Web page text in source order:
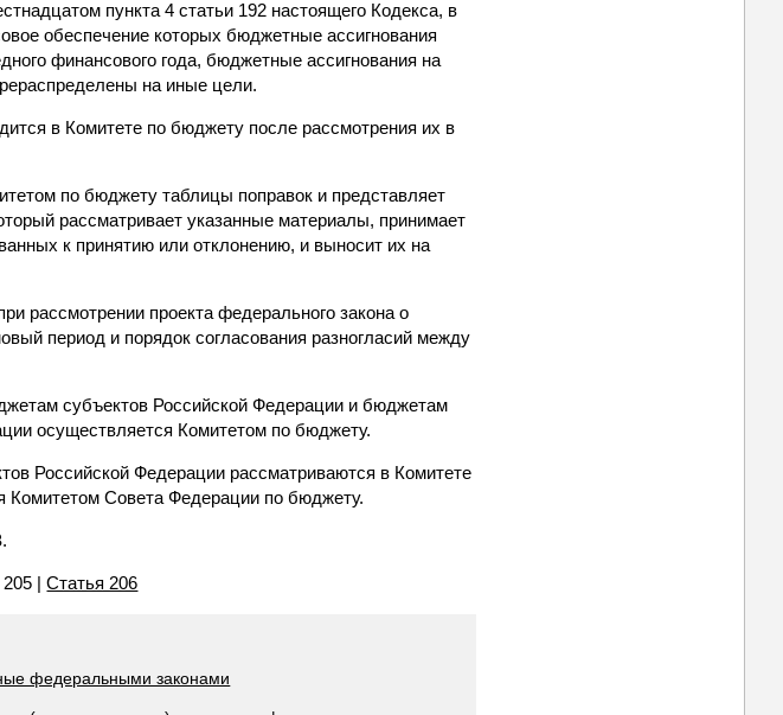
пункта 4 статьи 192 настоящего Кодекса, в
обеспечение которых бюджетные ассигнования
финансового года, бюджетные ассигнования на
на иные цели.
в Комитете по бюджету после рассмотрения их в
по бюджету таблицы поправок и представляет
рассматривает указанные материалы, принимает
к принятию или отклонению, и выносит их на
рассмотрении проекта федерального закона о
период и порядок согласования разногласий между
субъектов Российской Федерации и бюджетам
осуществляется Комитетом по бюджету.
Российской Федерации рассматриваются в Комитете
Комитетом Совета Федерации по бюджету.
205 |Статья 206
федеральными законами